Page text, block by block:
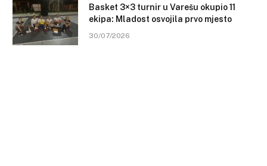
Basket 3×3 turnir u Varešu okupio 11
ekipa: Mladost osvojila prvo mjesto
30/07/2026